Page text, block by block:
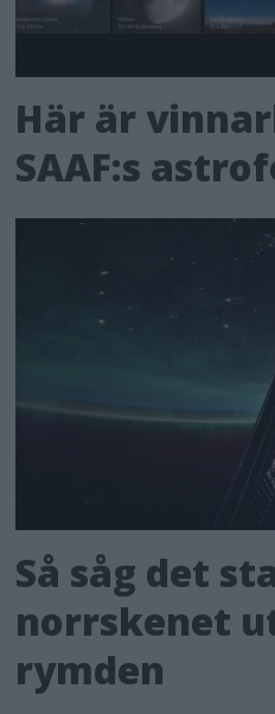
Här är
SAAF:s
Så såg det
norrskenet
rymden